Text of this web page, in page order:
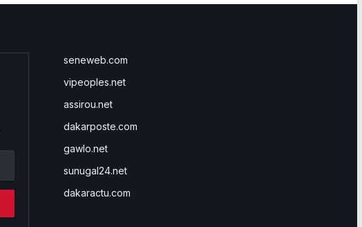
seneweb.com
vipeoples.net
assirou.net
dakarposte.com
gawlo.net
sunugal24.net
dakaractu.com